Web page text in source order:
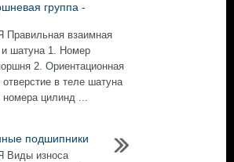
группа -
взаимная
и шатуна 1. Номер
2. Ориентационная
в теле шатуна
номера цилинд ...
подшипники
износа